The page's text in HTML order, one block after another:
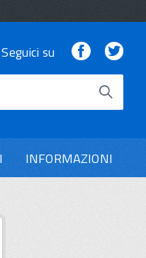
Seguici su Facebook
INFORMAZIONI